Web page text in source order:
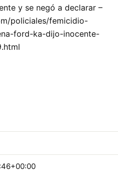
y se negó a declarar –
policiales/femicidio-
ford-ka-dijo-inocente-